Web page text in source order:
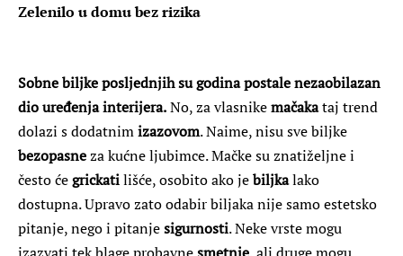
Zelenilo u domu bez rizika
Sobne biljke posljednjih su godina postale nezaobilazan
dio uređenja interijera.No, za vlasnikemačakataj trend
dolazi s dodatnimizazovom. Naime, nisu sve biljke
bezopasneza kućne ljubimce. Mačke su znatiželjne i
često ćegrickatilišće, osobito ako jebiljkalako
dostupna. Upravo zato odabir biljaka nije samo estetsko
pitanje, nego i pitanjesigurnosti. Neke vrste mogu